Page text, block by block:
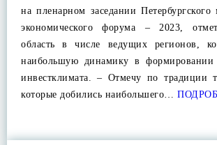
на пленарном заседании Петербургского
экономического форума – 2023,
область в числе ведущих регионов,
наибольшую динамику в формировании
инвестклимата. – Отмечу по традиции
которые добились наибольшего…